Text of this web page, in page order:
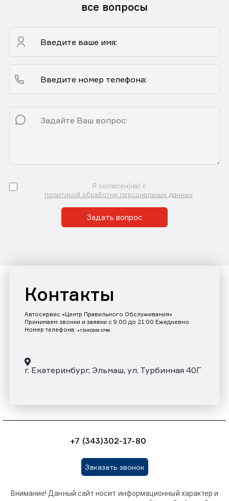
все вопросы
Я согласен(на) с
политикой обработки персональных данных
Задать вопрос
Контакты
Автосервис «Центр Правильного Обслуживания»
Принимаем звонки и заявки с 9:00 до 21:00 Ежедневно
Номер телефона: +7 (343)302-17-80
г. Екатеринбург, Эльмаш, ул. Турбинная 40Г
+7 (343)302-17-80
Заказать звонок
Внимание! Данный сайт носит информационный характер и